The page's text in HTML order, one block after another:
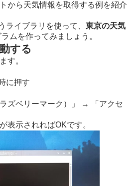
から天気情報を取得する例を紹介
ライブラリを使って、 東京の天気
ムを作ってみましょう。
する
す。
に押す
ズベリーマーク）」 → 「アクセ
表示されればOKです。